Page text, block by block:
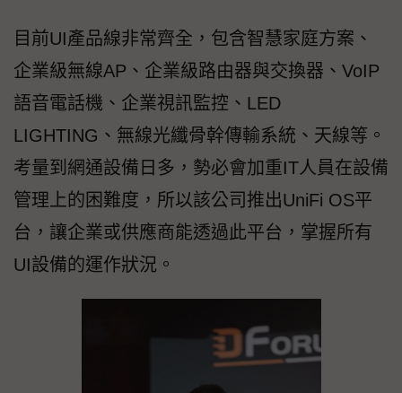
目前UI產品線非常齊全，包含智慧家庭方案、
企業級無線AP、企業級路由器與交換器、VoIP
語音電話機、企業視訊監控、LED
LIGHTING、無線光纖骨幹傳輸系統、天線等。
考量到網通設備日多，勢必會加重IT人員在設備
管理上的困難度，所以該公司推出UniFi OS平
台，讓企業或供應商能透過此平台，掌握所有
UI設備的運作狀況。